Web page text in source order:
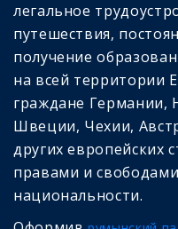
легальное
путешествия,
получение
на всей территории
граждане Германии,
Швеции, Чехии,
других европейских
правами и
национальности.